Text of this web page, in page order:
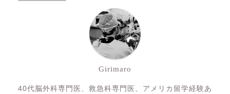
Girimaro
40代脳外科専門医、救急科専門医、アメリカ留学経験あ